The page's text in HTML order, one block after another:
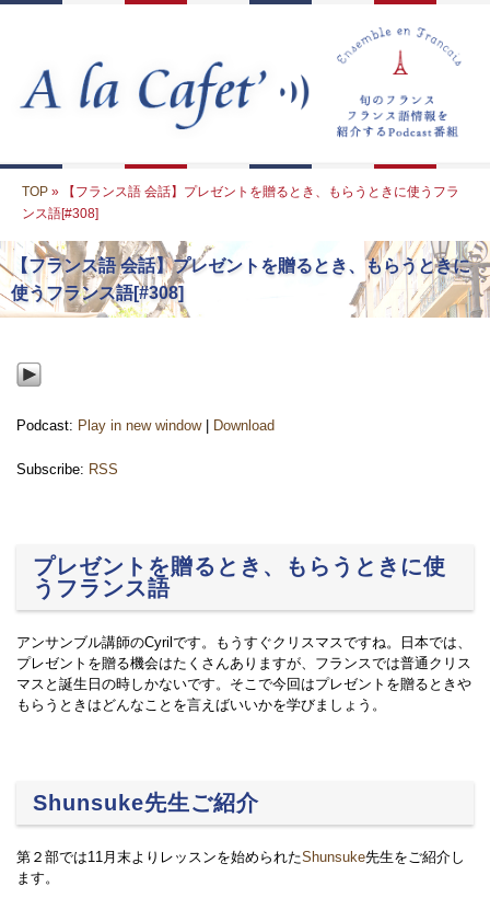
TOP » 【フランス語 会話】プレゼントを贈るとき、もらうときに使うフラ
ンス語[#308]
【フランス語 会話】プレゼントを贈るとき、もらうときに
使うフランス語[#308]
Podcast: Play in new window| Download
Subscribe: RSS
プレゼントを贈るとき、もらうときに使
うフランス語
アンサンブル講師のCyrilです。もうすぐクリスマスですね。日本では、
プレゼントを贈る機会はたくさんありますが、フランスでは普通クリス
マスと誕生日の時しかないです。そこで今回はプレゼントを贈るときや
もらうときはどんなことを言えばいいかを学びましょう。
Shunsuke先生ご紹介
第２部では11月末よりレッスンを始められたShunsuke先生をご紹介し
ます。